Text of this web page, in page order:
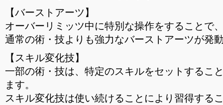
【バーストアーツ】
オーバーリミッツ中に特別な操作をすることで
通常の術・技よりも強力なバーストアーツが発
【スキル変化技】
一部の術・技は、特定のスキルをセットするこ
ます。
スキル変化技は使い続けることにより習得する